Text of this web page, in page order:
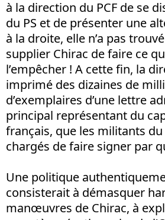
à la direction du PCF de se
du PS et de présenter une
à la droite, elle n’a pas
supplier Chirac de faire ce
l’empêcher ! A cette fin, la
imprimé des dizaines de
d’exemplaires d’une lettre
principal représentant du
français, que les militants
chargés de faire signer par
Une politique
consisterait à démasquer
manœuvres de Chirac, à